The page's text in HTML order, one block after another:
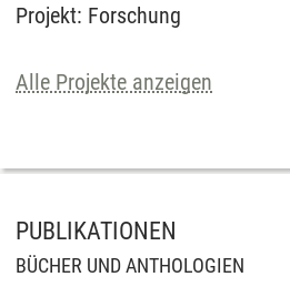
Projekt: Forschung
Alle Projekte anzeigen
PUBLIKATIONEN
BÜCHER UND ANTHOLOGIEN